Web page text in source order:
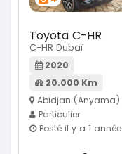
Toyota C-HR
C-HR Dubaï
2020
20.000 Km
Abidjan (Anyama)
Particulier
Posté il y a 1 année